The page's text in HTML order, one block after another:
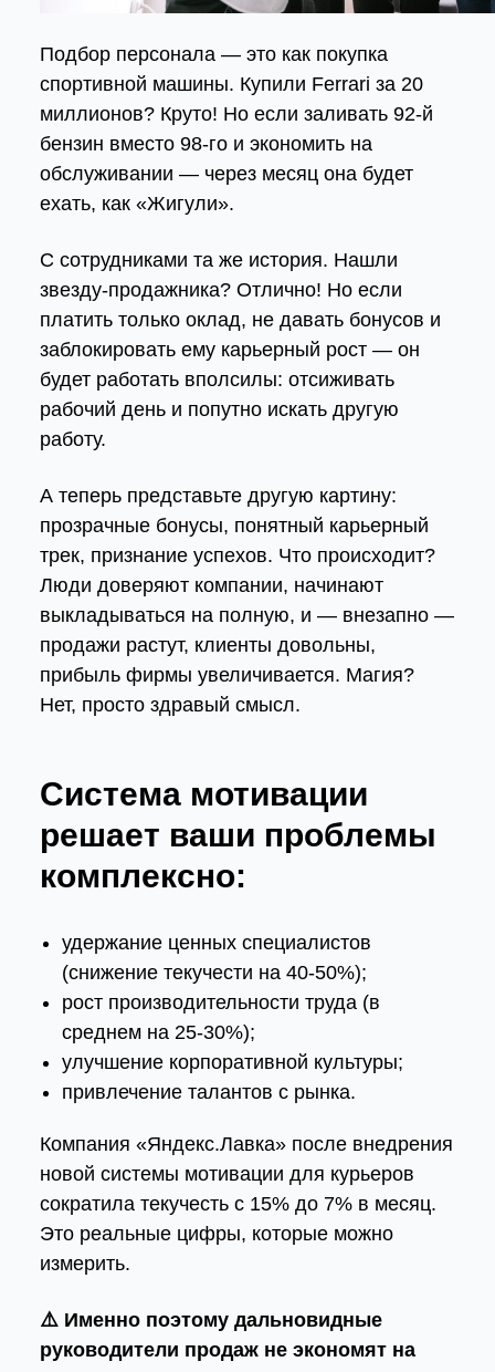
Подбор персонала — это как покупка
спортивной машины. Купили Ferrari за 20
миллионов? Круто! Но если заливать 92-й
бензин вместо 98-го и экономить на
обслуживании — через месяц она будет
ехать, как «Жигули».
С сотрудниками та же история. Нашли
звезду-продажника? Отлично! Но если
платить только оклад, не давать бонусов и
заблокировать ему карьерный рост — он
будет работать вполсилы: отсиживать
рабочий день и попутно искать другую
работу.
А теперь представьте другую картину:
прозрачные бонусы, понятный карьерный
трек, признание успехов. Что происходит?
Люди доверяют компании, начинают
выкладываться на полную, и — внезапно —
продажи растут, клиенты довольны,
прибыль фирмы увеличивается. Магия?
Нет, просто здравый смысл.
Система мотивации
решает ваши проблемы
комплексно:
удержание ценных специалистов
(снижение текучести на 40-50%);
рост производительности труда (в
среднем на 25-30%);
улучшение корпоративной культуры;
привлечение талантов с рынка.
Компания «Яндекс.Лавка» после внедрения
новой системы мотивации для курьеров
сократила текучесть с 15% до 7% в месяц.
Это реальные цифры, которые можно
измерить.
⚠️ Именно поэтому дальновидные
руководители продаж не экономят на